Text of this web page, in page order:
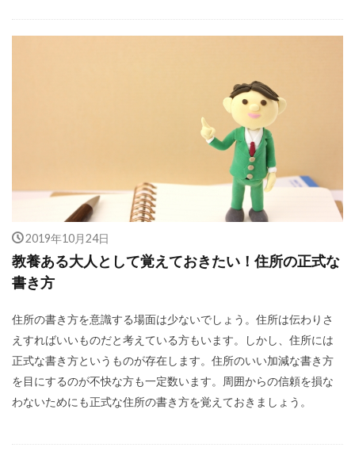
2019年10月24日
教養ある大人として覚えておきたい！住所の正式な
書き方
住所の書き方を意識する場面は少ないでしょう。住所は伝わりさ
えすればいいものだと考えている方もいます。しかし、住所には
正式な書き方というものが存在します。住所のいい加減な書き方
を目にするのが不快な方も一定数います。周囲からの信頼を損な
わないためにも正式な住所の書き方を覚えておきましょう。